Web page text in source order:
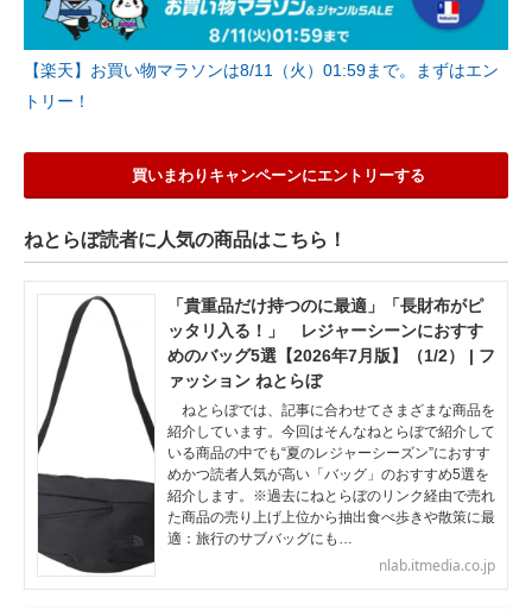
【楽天】お買い物マラソンは8/11（火）01:59まで。まずはエン
トリー！
買いまわりキャンペーンにエントリーする
ねとらぼ読者に人気の商品はこちら！
「貴重品だけ持つのに最適」「長財布がピ
ッタリ入る！」 レジャーシーンにおすす
めのバッグ5選【2026年7月版】（1/2） | フ
ァッション ねとらぼ
ねとらぼでは、記事に合わせてさまざまな商品を
紹介しています。今回はそんなねとらぼで紹介して
いる商品の中でも“夏のレジャーシーズン”におすす
めかつ読者人気が高い「バッグ」のおすすめ5選を
紹介します。※過去にねとらぼのリンク経由で売れ
た商品の売り上げ上位から抽出食べ歩きや散策に最
適：旅行のサブバッグにも…
nlab.itmedia.co.jp